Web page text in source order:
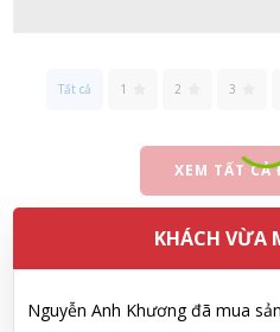
Tất cả 1 2 3
XEM TẤT CẢ
KHÁCH VỪA
Milk (0-1 tuổi), hàng nội địa Nhật
Nguyễn Anh Khương đã mua
não Noguchi Ekisu 200 Viên